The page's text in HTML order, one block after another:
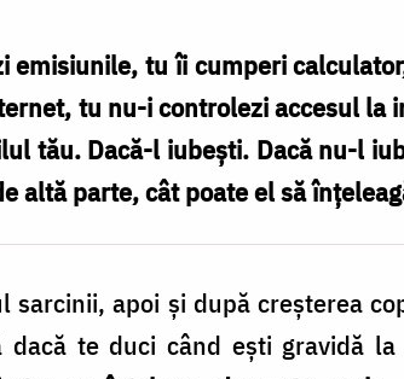
emisiunile, tu îi cumperi
tu nu-i controlezi accesul la
tău. Dacă-l iubeşti. Dacă nu-l
altă parte, cât poate el să
sarcinii, apoi şi după creşterea
te duci când eşti gravidă